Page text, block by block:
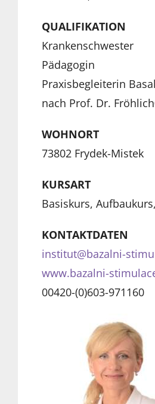
QUALIFIKATION
Krankenschwester
Pädagogin
Praxisbegleiterin
nach Prof. Dr.
WOHNORT
73802 Frydek-Mistek
KURSART
Basiskurs,
KONTAKTDATEN
institut@bazalni-
www.bazalni-
00420-(0)603-971160